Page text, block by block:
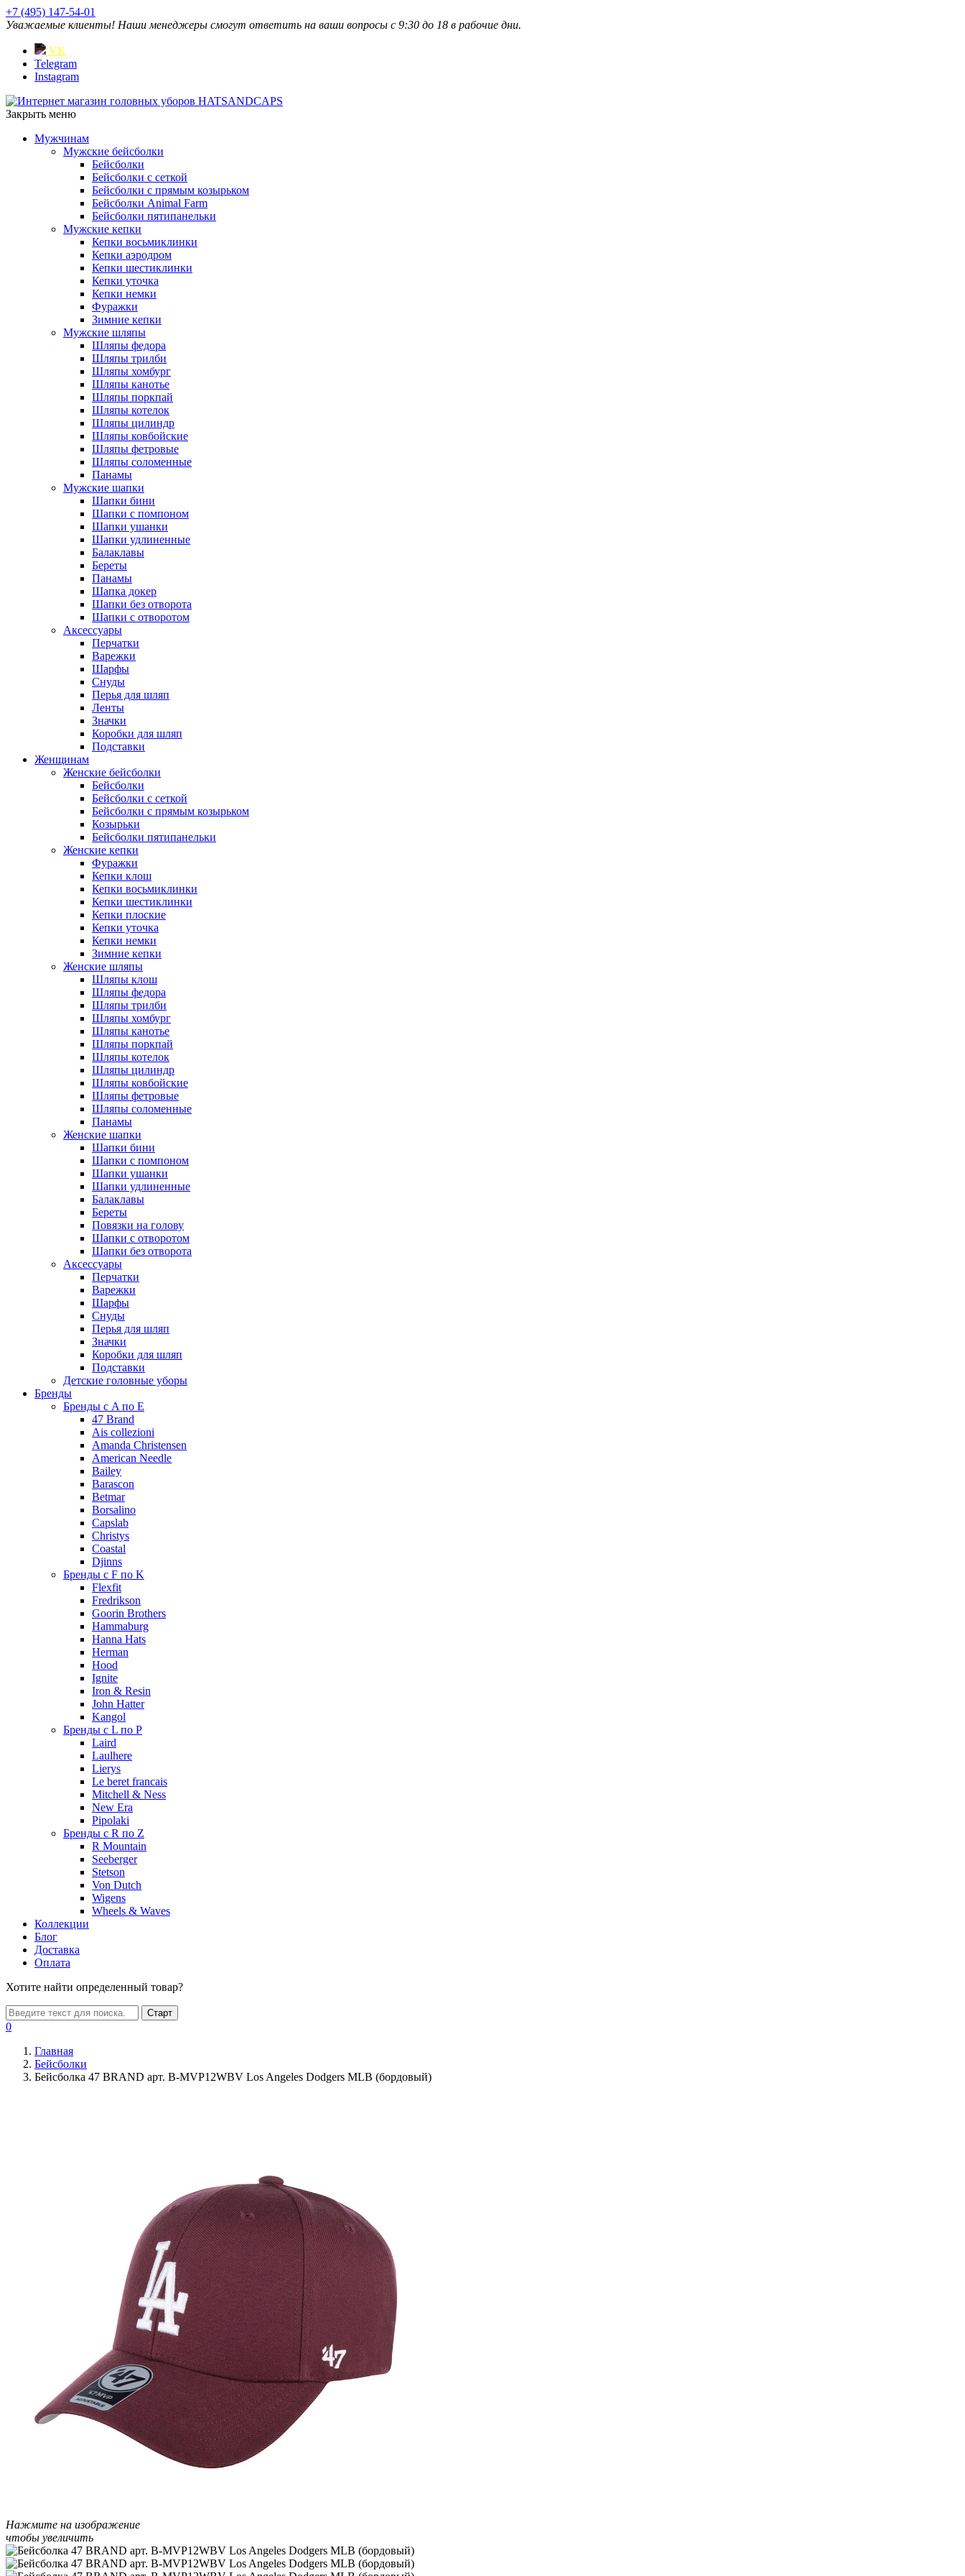
+7 (495) 147-54-01
Уважаемые клиенты! Наши менеджеры смогут ответить на ваши вопросы с 9:30 до 18 в рабочие дни.
VK
Telegram
Instagram
Закрыть меню
Мужчинам
Мужские бейсболки
Бейсболки
Бейсболки с сеткой
Бейсболки с прямым козырьком
Бейсболки Animal Farm
Бейсболки пятипанельки
Мужские кепки
Кепки восьмиклинки
Кепки аэродром
Кепки шестиклинки
Кепки уточка
Кепки немки
Фуражки
Зимние кепки
Мужские шляпы
Шляпы федора
Шляпы трилби
Шляпы хомбург
Шляпы канотье
Шляпы поркпай
Шляпы котелок
Шляпы цилиндр
Шляпы ковбойские
Шляпы фетровые
Шляпы соломенные
Панамы
Мужские шапки
Шапки бини
Шапки с помпоном
Шапки ушанки
Шапки удлиненные
Балаклавы
Береты
Панамы
Шапка докер
Шапки без отворота
Шапки с отворотом
Аксессуары
Перчатки
Варежки
Шарфы
Снуды
Перья для шляп
Ленты
Значки
Коробки для шляп
Подставки
Женщинам
Женские бейсболки
Бейсболки
Бейсболки с сеткой
Бейсболки с прямым козырьком
Козырьки
Бейсболки пятипанельки
Женские кепки
Фуражки
Кепки клош
Кепки восьмиклинки
Кепки шестиклинки
Кепки плоские
Кепки уточка
Кепки немки
Зимние кепки
Женские шляпы
Шляпы клош
Шляпы федора
Шляпы трилби
Шляпы хомбург
Шляпы канотье
Шляпы поркпай
Шляпы котелок
Шляпы цилиндр
Шляпы ковбойские
Шляпы фетровые
Шляпы соломенные
Панамы
Женские шапки
Шапки бини
Шапки с помпоном
Шапки ушанки
Шапки удлиненные
Балаклавы
Береты
Повязки на голову
Шапки с отворотом
Шапки без отворота
Аксессуары
Перчатки
Варежки
Шарфы
Снуды
Перья для шляп
Значки
Коробки для шляп
Подставки
Детские головные уборы
Бренды
Бренды с A по E
47 Brand
Ais collezioni
Amanda Christensen
American Needle
Bailey
Barascon
Betmar
Borsalino
Capslab
Christys
Coastal
Djinns
Бренды с F по K
Flexfit
Fredrikson
Goorin Brothers
Hammaburg
Hanna Hats
Herman
Hood
Ignite
Iron & Resin
John Hatter
Kangol
Бренды с L по P
Laird
Laulhere
Lierys
Le beret francais
Mitchell & Ness
New Era
Pipolaki
Бренды с R по Z
R Mountain
Seeberger
Stetson
Von Dutch
Wigens
Wheels & Waves
Коллекции
Блог
Доставка
Оплата
Хотите найти определенный товар?
Старт
0
Главная
Бейсболки
Бейсболка 47 BRAND арт. B-MVP12WBV Los Angeles Dodgers MLB (бордовый)
Нажмите на изображение
чтобы увеличить